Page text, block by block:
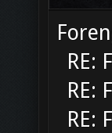
RE:
RE:
RE: